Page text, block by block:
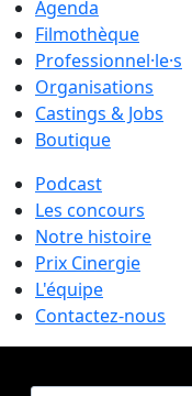
Agenda
Filmothèque
Professionnel·le·s
Organisations
Castings & Jobs
Boutique
Podcast
Les concours
Notre histoire
Prix Cinergie
L'équipe
Contactez-nous